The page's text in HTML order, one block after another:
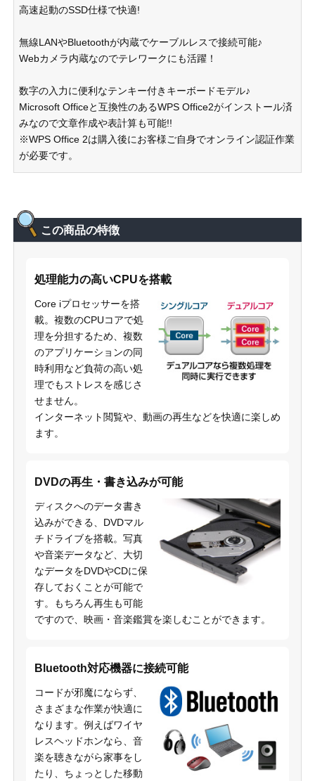
高速起動のSSD仕様で快適!
無線LANやBluetoothが内蔵でケーブルレスで接続可能♪
Webカメラ内蔵なのでテレワークにも活躍！
数字の入力に便利なテンキー付きキーボードモデル♪
Microsoft Officeと互換性のあるWPS Office2がインストール済
みなので文章作成や表計算も可能!!
※WPS Office 2は購入後にお客様ご自身でオンライン認証作業
が必要です。
この商品の特徴
処理能力の高いCPUを搭載
Core iプロセッサーを搭
載。複数のCPUコアで処
理を分担するため、複数
のアプリケーションの同
時利用など負荷の高い処
理でもストレスを感じさ
せません。
インターネット閲覧や、動画の再生などを快適に楽しめ
ます。
DVDの再生・書き込みが可能
ディスクへのデータ書き
込みができる、DVDマル
チドライブを搭載。写真
や音楽データなど、大切
なデータをDVDやCDに保
存しておくことが可能で
す。もちろん再生も可能
ですので、映画・音楽鑑賞を楽しむことができます。
Bluetooth対応機器に接続可能
コードが邪魔にならず、
さまざまな作業が快適に
なります。例えばワイヤ
レスヘッドホンなら、音
楽を聴きながら家事をし
たり、ちょっとした移動